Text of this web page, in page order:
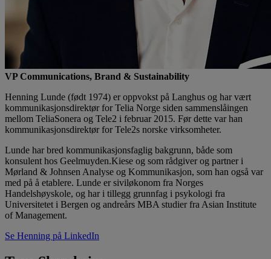
VP Communications, Brand & Sustainability
Henning Lunde (født 1974) er oppvokst på Langhus og har vært
kommunikasjonsdirektør for Telia Norge siden sammenslåingen
mellom TeliaSonera og Tele2 i februar 2015. Før dette var han
kommunikasjonsdirektør for Tele2s norske virksomheter.
Lunde har bred kommunikasjonsfaglig bakgrunn, både som
konsulent hos Geelmuyden.Kiese og som rådgiver og partner i
Mørland & Johnsen Analyse og Kommunikasjon, som han også var
med på å etablere. Lunde er siviløkonom fra Norges
Handelshøyskole, og har i tillegg grunnfag i psykologi fra
Universitetet i Bergen og andreårs MBA studier fra Asian Institute
of Management.
Se Henning på LinkedIn